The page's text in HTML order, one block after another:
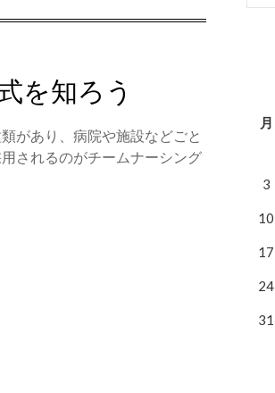
を知ろう
があり、病院や施設などごと
されるのがチームナーシング
月
3
10
17
24
31